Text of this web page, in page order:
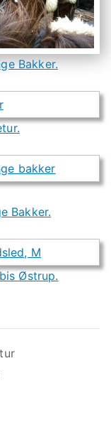
Bakker.
Bakker.
Østrup.